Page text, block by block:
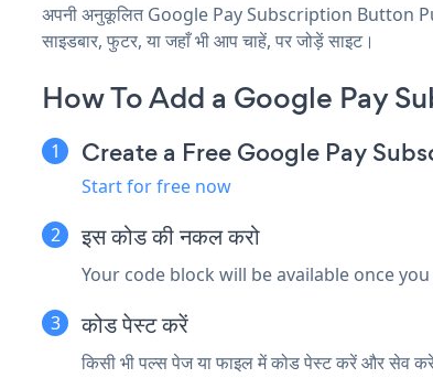
अपनी अनुकूलित Google Pay Subscription Button
साइडबार, फुटर, या जहाँ भी आप चाहें, पर जोड़ें साइट।
How To Add a Google Pay
Create a Free Google Pay
Start for free now
इस कोड की नकल करो
Your code block will be available once
कोड पेस्ट करें
किसी भी पल्स पेज या फाइल में कोड पेस्ट करें और सेव